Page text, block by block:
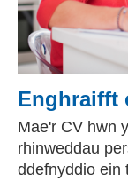
Enghraifft
Mae'r CV hwn
rhinweddau
ddefnyddio ein